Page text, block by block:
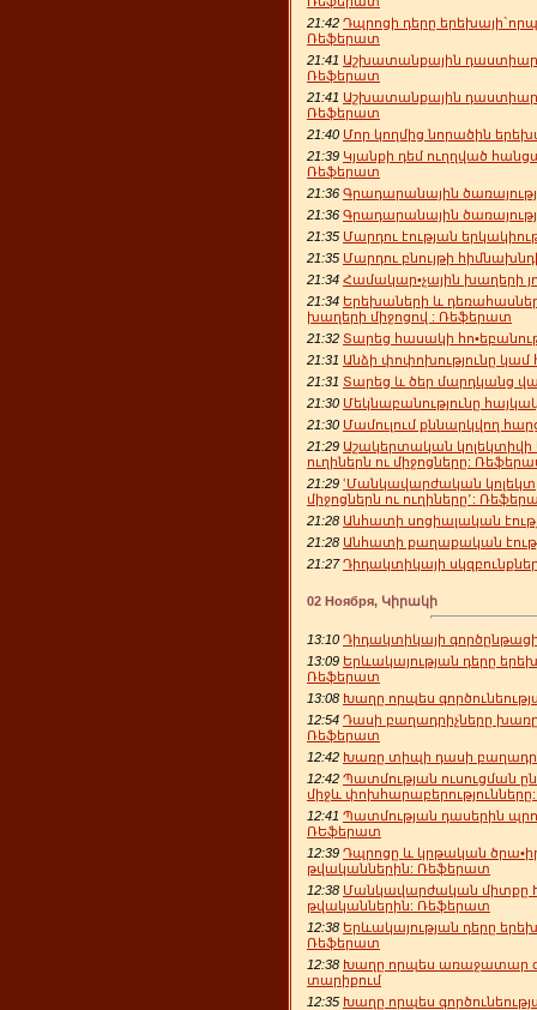
21:42 Դպրոցի դերը
Ռեֆերատ
21:41 Աշխատանքային
Ռեֆերատ
21:41 Աշխատանքային
Ռեֆերատ
21:40 Մոր կողմից նորածին
21:39 Կյանքի դեմ ուղղված
Ռեֆերատ
21:36 Գրադարանային
21:36 Գրադարանային
21:35 Մարդու էության
21:35 Մարդու բնույթի
21:34 Համակար•չային խաղերի
21:34 Երեխաների և
խաղերի միջոցով : Ռեֆերատ
21:32 Տարեց հասակի
21:31 Անձի փոփոխությունը
21:31 Տարեց և ծեր մարդկանց
21:30 Մեկնաբանությունը
21:30 Մամուլում քննարկվող
21:29 Աշակերտական
ուղիներն ու միջոցները:
21:29 ՙՄանկավարժական
միջոցներն ու ուղիները՚:
21:28 Անհատի սոցիալական
21:28 Անհատի քաղաքական
21:27 Դիդակտիկայի
02 Ноября, Կիրակի
13:10 Դիդակտիկայի
13:09 Երևակայության դերը
Ռեֆերատ
13:08 Խաղը որպես
12:54 Դասի բաղադրիչները
Ռեֆերատ
12:42 Խառը տիպի դասի
12:42 Պատմության ուսուցման
միջև
12:41 Պատմության դասերին
ՌԵֆերատ
12:39 Դպրոցը և կրթական
թվականներին: Ռեֆերատ
12:38 Մանկավարժական միտքը
թվականներին: Ռեֆերատ
12:38 Երևակայության դերը
Ռեֆերատ
12:38 Խաղը որպես առաջատար
տարիքում
12:35 Խաղը որպես